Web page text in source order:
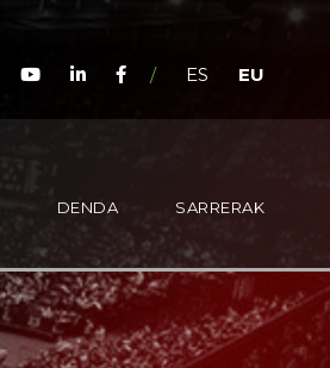
/ ES EU
DENDA SARRERAK